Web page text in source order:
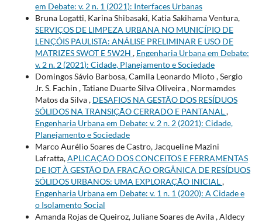
em Debate: v. 2 n. 1 (2021): Interfaces Urbanas
Bruna Logatti, Karina Shibasaki, Katia Sakihama Ventura,
SERVIÇOS DE LIMPEZA URBANA NO MUNICÍPIO DE
LENÇÓIS PAULISTA: ANÁLISE PRELIMINAR E USO DE
MATRIZES SWOT E 5W2H , Engenharia Urbana em Debate:
v. 2 n. 2 (2021): Cidade, Planejamento e Sociedade
Domingos Sávio Barbosa, Camila Leonardo Mioto , Sergio
Jr. S. Fachin , Tatiane Duarte Silva Oliveira , Normamdes
Matos da Silva , DESAFIOS NA GESTÃO DOS RESÍDUOS
SÓLIDOS NA TRANSIÇÃO CERRADO E PANTANAL,
Engenharia Urbana em Debate: v. 2 n. 2 (2021): Cidade,
Planejamento e Sociedade
Marco Aurélio Soares de Castro, Jacqueline Mazini
Lafratta,APLICAÇÃO DOS CONCEITOS E FERRAMENTAS
DE IOT À GESTÃO DA FRAÇÃO ORGÂNICA DE RESÍDUOS
SÓLIDOS URBANOS: UMA EXPLORAÇÃO INICIAL,
Engenharia Urbana em Debate: v. 1 n. 1 (2020): A Cidade e
o Isolamento Social
Amanda Rojas de Queiroz, Juliane Soares de Avila , Aldecy